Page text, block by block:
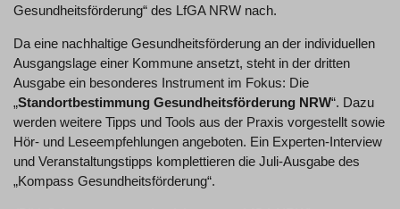
Gesundheitsförderung“ des LfGA NRW nach.
Da eine nachhaltige Gesundheitsförderung an der individuellen
Ausgangslage einer Kommune ansetzt, steht in der dritten
Ausgabe ein besonderes Instrument im Fokus: Die
„Standortbestimmung Gesundheitsförderung NRW“. Dazu
werden weitere Tipps und Tools aus der Praxis vorgestellt sowie
Hör- und Leseempfehlungen angeboten. Ein Experten-Interview
und Veranstaltungstipps komplettieren die Juli-Ausgabe des
„Kompass Gesundheitsförderung“.